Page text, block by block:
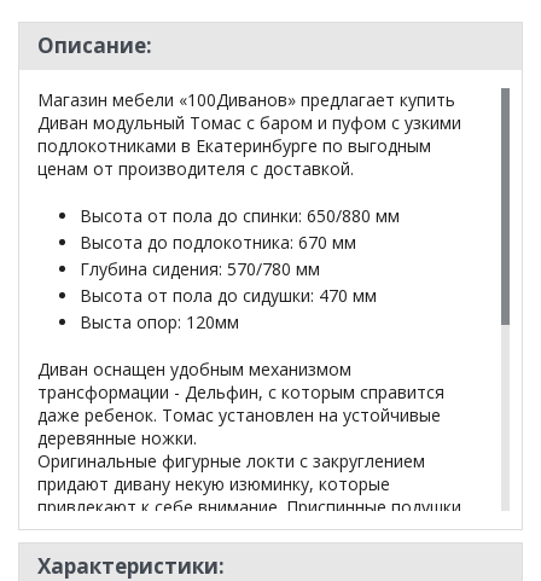
Описание:
Магазин мебели «100Диванов» предлагает купить
Диван модульный Томас с баром и пуфом с узкими
подлокотниками в Екатеринбурге по выгодным
ценам от производителя с доставкой.
Высота от пола до спинки: 650/880 мм
Высота до подлокотника: 670 мм
Глубина сидения: 570/780 мм
Высота от пола до сидушки: 470 мм
Выста опор: 120мм
Диван оснащен удобным механизмом
трансформации - Дельфин, с которым справится
даже ребенок. Томас установлен на устойчивые
деревянные ножки.
Оригинальные фигурные локти с закруглением
придают дивану некую изюминку, которые
привлекают к себе внимание. Приспинные подушки
дополняют весь образ дивана, и благодаря им
обеспечивают Вашей спине комфорт.
Характеристики: